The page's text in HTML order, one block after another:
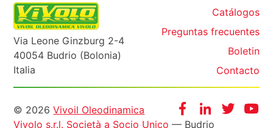
Via Leone Ginzburg 2-4
40054 Budrio (Bolonia)
Italia
Catálogos
Preguntas frecuentes
Boletin
Contacto
FacebookInstagram
Twitter
Informazioni
© 2026Vivoil Oleodinamica
Vivolo s.r.l. Società a Socio Unico — Budrio